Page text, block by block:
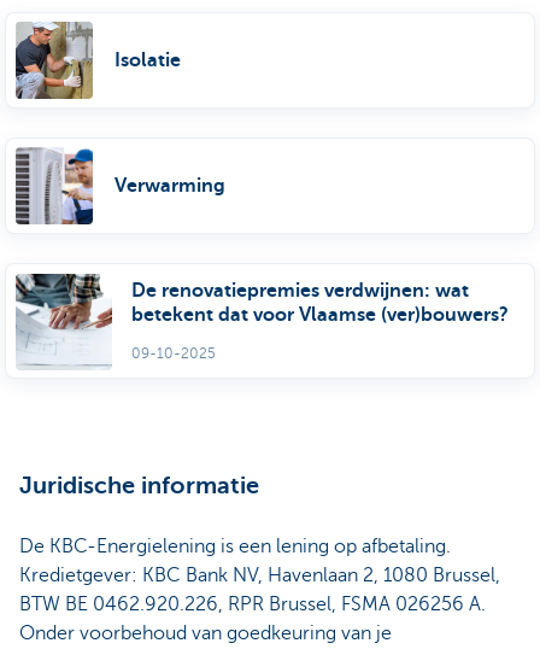
Isolatie
Verwarming
De renovatiepremies verdwijnen: wat
betekent dat voor Vlaamse (ver)bouwers?
09-10-2025
Juridische informatie
De KBC-Energielening is een lening op afbetaling.
Kredietgever: KBC Bank NV, Havenlaan 2, 1080 Brussel,
BTW BE 0462.920.226, RPR Brussel, FSMA 026256 A.
Onder voorbehoud van goedkeuring van je